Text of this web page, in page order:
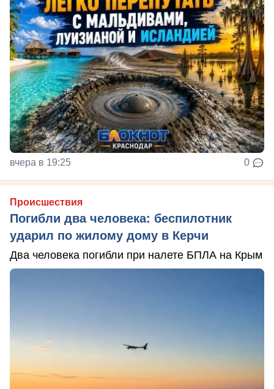
вчера в 19:25 0
Происшествия
Погибли два человека: беспилотник
ударил по жилому дому в Керчи
Два человека погибли при налете БПЛА на Крым